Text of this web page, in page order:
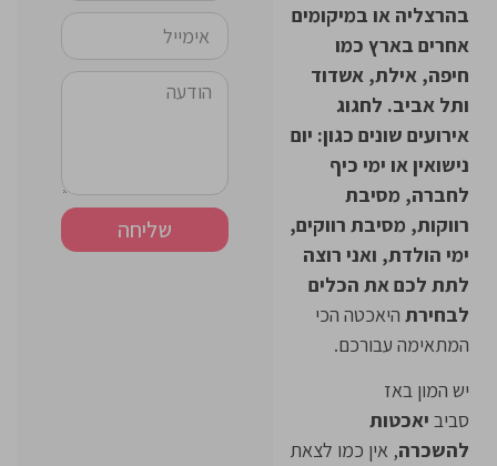
בהרצליה או במיקומים
אחרים בארץ כמו
חיפה, אילת, אשדוד
ותל אביב. לחגוג
אירועים שונים כגון: יום
נישואין או ימי כיף
לחברה, מסיבת
רווקות, מסיבת רווקים,
ימי הולדת, ואני רוצה
לתת לכם את הכלים
לבחירת היאכטה הכי
המתאימה עבורכם.
יש המון באז
סביב יאכטות
להשכרה, אין כמו לצאת
שליחה